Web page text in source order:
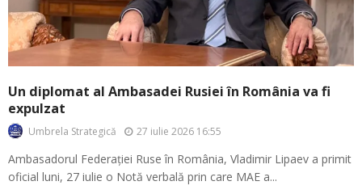
Un diplomat al Ambasadei Rusiei în România va fi
expulzat
Umbrela Strategică 27 iulie 2026 16:55
Ambasadorul Federației Ruse în România, Vladimir Lipaev a primit
oficial luni, 27 iulie o Notă verbală prin care MAE a...